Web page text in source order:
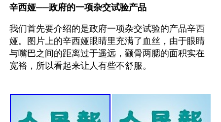
辛西娅──政府的一项杂交试验产品
我们首先要介绍的是政府一项杂交试验的产品辛西
娅。图片上的辛西娅眼睛里充满了血丝，由于眼睛
与嘴巴之间的距离过于遥远，颧骨两腮的面积实在
宽裕，所以看起来让人有些不舒服。